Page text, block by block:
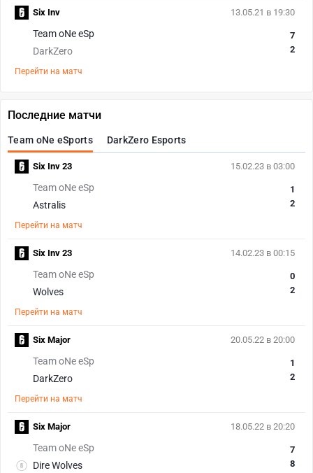
13.05.21 в 19:30
Team oNe eSp
DarkZero
7
2
Перейти на матч
Six Inv
Последние матчи
Team oNe eSports DarkZero Esports
15.02.23 в 03:00
Team oNe eSp
Astralis
1
2
Перейти на матч
Six Inv 23
14.02.23 в 00:15
Team oNe eSp
Wolves
0
2
Перейти на матч
Six Inv 23
20.05.22 в 20:00
Team oNe eSp
DarkZero
1
2
Перейти на матч
Six Major
18.05.22 в 20:20
Team oNe eSp
Dire Wolves
7
8
Six Major